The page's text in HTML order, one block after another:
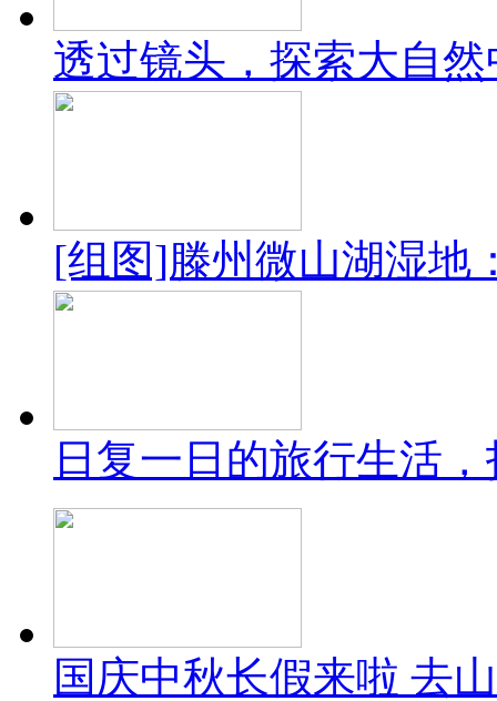
透过镜头，探索大自
[组图]滕州微山湖湿地
日复一日的旅行生活
国庆中秋长假来啦 去